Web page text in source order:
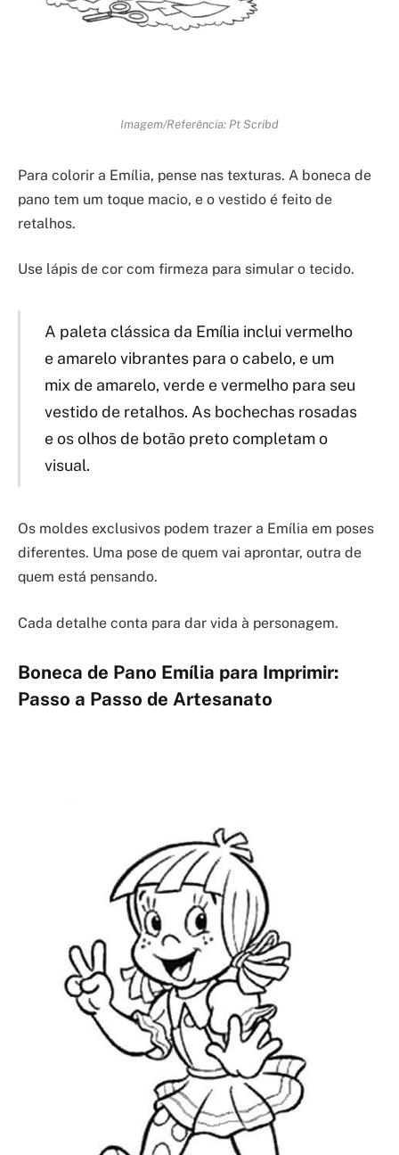
Imagem/Referência: Pt Scribd
Para colorir a Emília, pense nas texturas. A boneca de
pano tem um toque macio, e o vestido é feito de
retalhos.
Use lápis de cor com firmeza para simular o tecido.
A paleta clássica da Emília inclui vermelho
e amarelo vibrantes para o cabelo, e um
mix de amarelo, verde e vermelho para seu
vestido de retalhos. As bochechas rosadas
e os olhos de botão preto completam o
visual.
Os moldes exclusivos podem trazer a Emília em poses
diferentes. Uma pose de quem vai aprontar, outra de
quem está pensando.
Cada detalhe conta para dar vida à personagem.
Boneca de Pano Emília para Imprimir:
Passo a Passo de Artesanato